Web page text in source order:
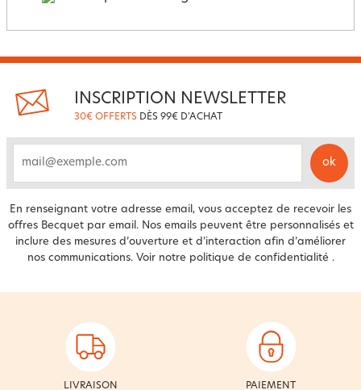
INSCRIPTION NEWSLETTER
30€ OFFERTS DÈS 99€ D'ACHAT
ok
En renseignant votre adresse email, vous acceptez de recevoir les
offres Becquet par email. Nos emails peuvent être personnalisés et
inclure des mesures d’ouverture et d’interaction afin d’améliorer
nos communications. Voir notre politique de confidentialité .
LIVRAISON PAIEMENT